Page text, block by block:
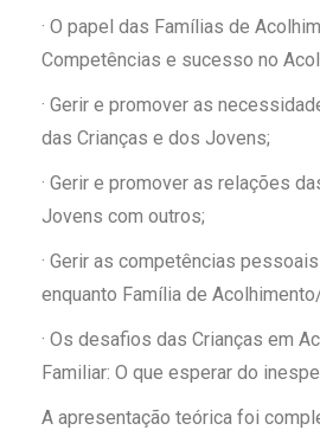
· O papel das Famílias de
Competências e sucesso no
· Gerir e promover as
das Crianças e dos Jovens;
· Gerir e promover as relações
Jovens com outros;
· Gerir as competências
enquanto Família de
· Os desafios das Crianças em
Familiar: O que esperar do
A apresentação teórica foi